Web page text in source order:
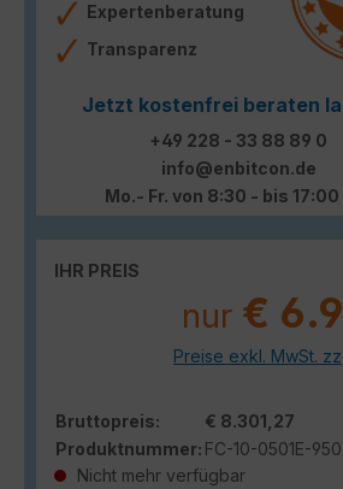
Expertenberatung
Transparenz
Jetzt kostenfrei beraten
+49 228 - 33 88 89 0
info@enbitcon.de
Mo.- Fr. von 8:30 - bis 17:00
IHR PREIS
nur €
Preise exkl. MwSt.
Bruttopreis:
€ 8.301,27
Produktnummer: FC-10-0501E-
Nicht mehr verfügbar